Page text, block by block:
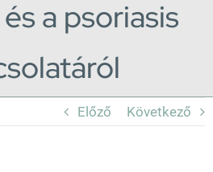
a psoriasis
Előző Következő